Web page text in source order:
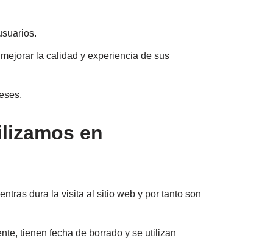
la calidad y experiencia de sus
en
dura la visita al sitio web y por tanto son
tienen fecha de borrado y se utilizan